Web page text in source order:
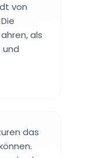
von
als
und
das